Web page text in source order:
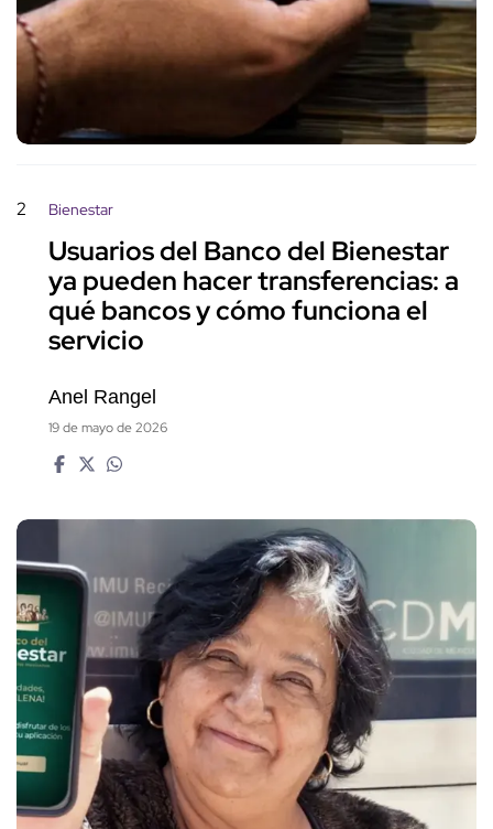
2 Bienestar
Usuarios del Banco del Bienestar
ya pueden hacer transferencias: a
qué bancos y cómo funciona el
servicio
Anel Rangel
19 de mayo de 2026